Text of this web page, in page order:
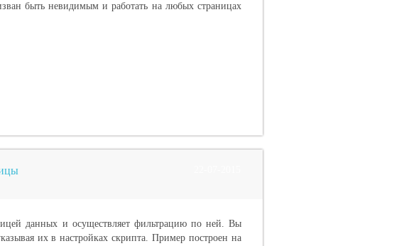
быть невидимым и работать на любых страницах
данных и осуществляет фильтрацию по ней. Вы
их в настройках скрипта. Пример построен на